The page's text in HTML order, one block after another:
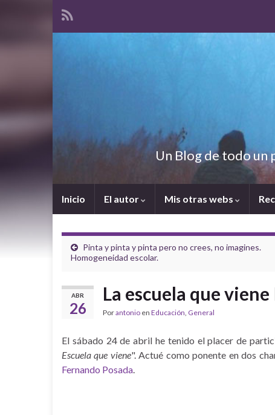
Un Blog de todo un
Inicio El autor Mis otras webs
Pinta y pinta y pinta pero no crees, no imagines.
Homogeneidad escolar.
ABR
26
La escuela que viene
Porantonio en Educación General
El sábado 24 de abril he tenido el placer de
Escuela que viene". Actué como ponente en dos
Fernando Posada.